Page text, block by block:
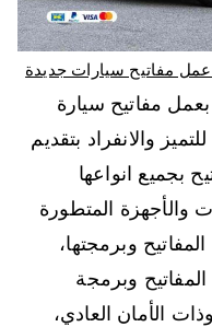
مفاتيح سيارة
والانفراد بتقديم
بجميع انواعها
والأجهزة المتطورة
وبرمجتها،
وبرمجة
الأمان العادي،